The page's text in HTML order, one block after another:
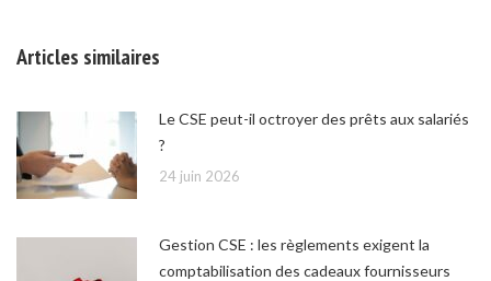
Articles similaires
Le CSE peut-il octroyer des prêts aux salariés
?
24 juin 2026
Gestion CSE : les règlements exigent la
comptabilisation des cadeaux fournisseurs